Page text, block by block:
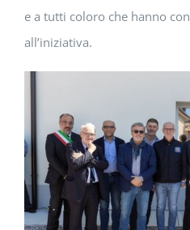
e a tutti coloro che hanno
all’iniziativa.